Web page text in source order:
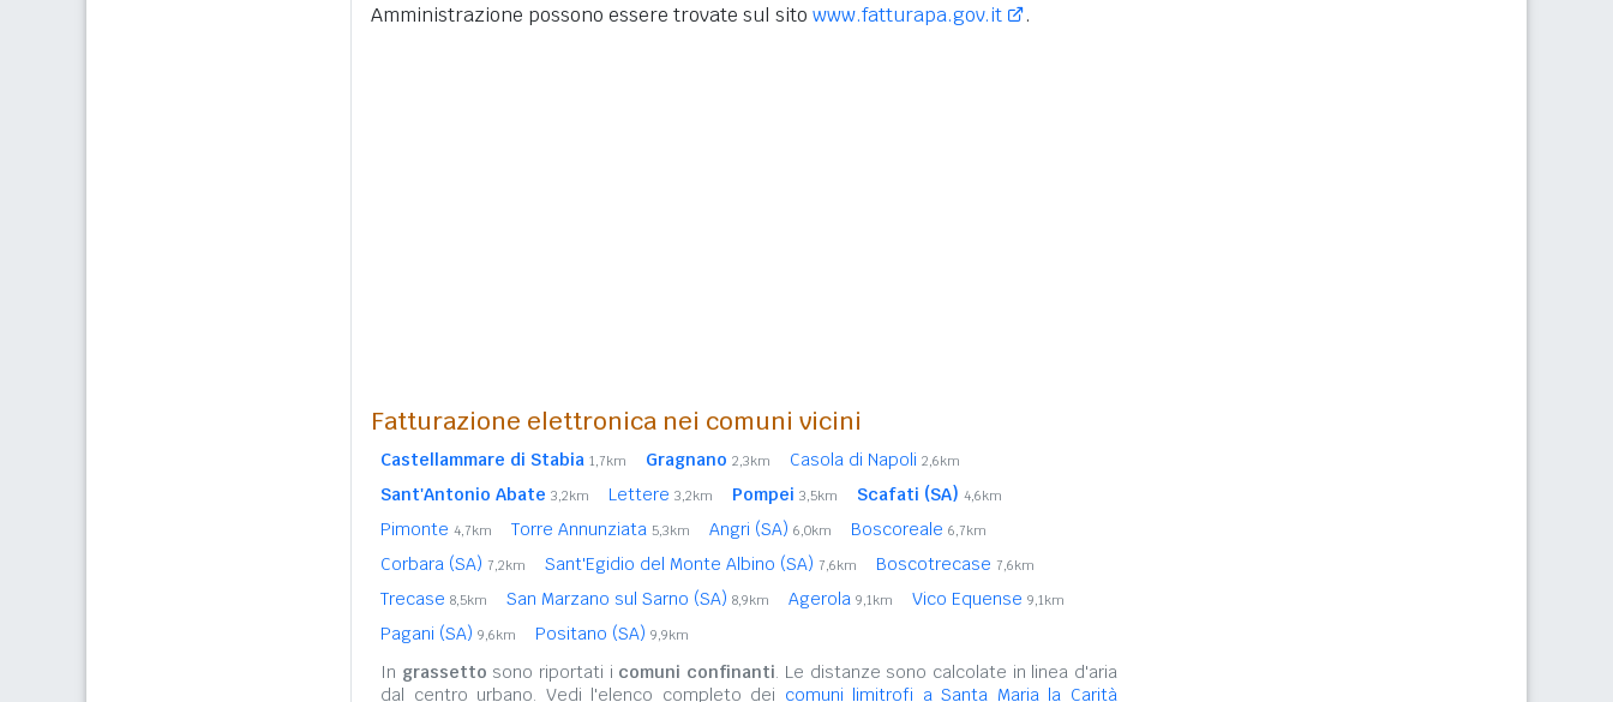
Amministrazione possono essere trovate sul sito www.fatturapa.gov.it .
Fatturazione elettronica nei comuni vicini
Castellammare di Stabia 1,7km Gragnano 2,3km Casola di Napoli 2,6km
Sant'Antonio Abate 3,2km Lettere 3,2km Pompei 3,5km Scafati (SA) 4,6km
Pimonte 4,7km Torre Annunziata 5,3km Angri (SA) 6,0km Boscoreale 6,7km
Corbara (SA) 7,2km Sant'Egidio del Monte Albino (SA) 7,6km Boscotrecase 7,6km
Trecase 8,5km San Marzano sul Sarno (SA) 8,9km Agerola 9,1km Vico Equense 9,1km
Pagani (SA) 9,6km Positano (SA) 9,9km
In grassetto sono riportati i comuni confinanti. Le distanze sono calcolate in linea d'aria
dal centro urbano. Vedi l'elenco completo dei comuni limitrofi a Santa Maria la Carità